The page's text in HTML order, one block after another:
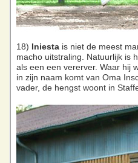
18) Iniesta is niet de meest
macho uitstraling. Natuurlijk is
als een een vererver. Waar hij
in zijn naam komt van Oma
vader, de hengst woont in